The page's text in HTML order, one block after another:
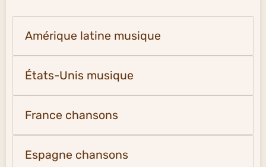
Amérique latine musique
États-Unis musique
France chansons
Espagne chansons